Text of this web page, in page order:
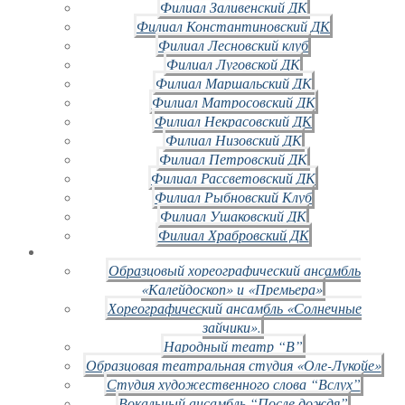
Филиал Заливенский ДК
Филиал Константиновский ДК
Филиал Лесновский клуб
Филиал Луговской ДК
Филиал Маршальский ДК
Филиал Матросовский ДК
Филиал Некрасовский ДК
Филиал Низовский ДК
Филиал Петровский ДК
Филиал Рассветовский ДК
Филиал Рыбновский Клуб
Филиал Ушаковский ДК
Филиал Храбровский ДК
Образцовый хореографический ансамбль
«Калейдоскоп» и «Премьера»
Хореографический ансамбль «Солнечные
зайчики».
Народный театр “В”
Образцовая театральная студия «Оле-Лукойе»
Студия художественного слова “Вслух”